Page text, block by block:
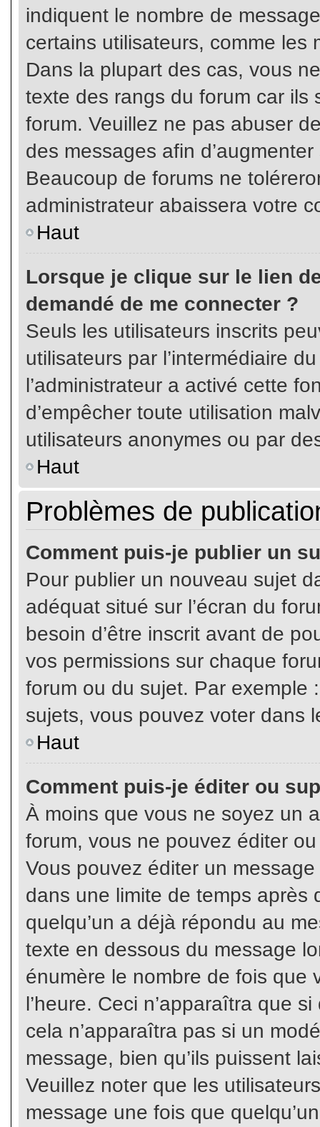
indiquent le nombre de
certains utilisateurs, comme les
Dans la plupart des cas, vous
texte des rangs du forum car ils
forum. Veuillez ne pas abuser
des messages afin
Beaucoup de forums ne
administrateur abaissera votre
Haut
Lorsque je clique sur le lien
demandé de me connecter ?
Seuls les utilisateurs inscrits
utilisateurs par l’intermédiaire
l’administrateur a activé cette
d’empêcher toute utilisation
utilisateurs anonymes ou par
Haut
Problèmes de
Comment puis-je publier un
Pour publier un nouveau sujet
adéquat situé sur l’écran du
besoin d’être inscrit avant de
vos permissions sur chaque
forum ou du sujet. Par exemple
sujets, vous pouvez voter dans
Haut
Comment puis-je éditer ou
À moins que vous ne soyez un
forum, vous ne pouvez éditer
Vous pouvez éditer un
dans une limite de temps après
quelqu’un a déjà répondu au
texte en dessous du message
énumère le nombre de fois que
l’heure. Ceci n’apparaîtra que
cela n’apparaîtra pas si un
message, bien qu’ils puissent
Veuillez noter que les
message une fois que